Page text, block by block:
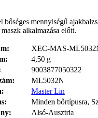
bőséges mennyiségű
alkalmazása előtt.
XEC-MAS-
4,50 g
9003877050322
ML5032N
Master Lin
Minden bőrtípusra,
Alsó-Ausztria